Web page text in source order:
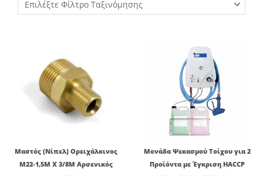
Μαστός (Νίπελ) Ορειχάλκινος
Μ22-1,5Μ Χ 3/8Μ Αρσενικός
Μονάδα Ψεκασμού Τοίχου για 2
Προϊόντα με Έγκριση HACCP